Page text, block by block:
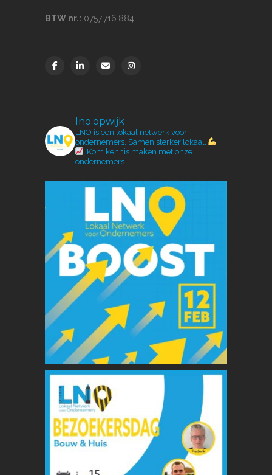
BTW nr.: 0757.716.884
lno.opwijk
LNO is een lokaal netwerk voor
ondernemers. Samen sterker lokaal.
Kom kennis maken met onze
ondernemers.